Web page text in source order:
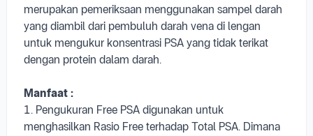
merupakan pemeriksaan menggunakan sampel darah
yang diambil dari pembuluh darah vena di lengan
untuk mengukur konsentrasi PSA yang tidak terikat
dengan protein dalam darah.
Manfaat :
1. Pengukuran Free PSA digunakan untuk
menghasilkan Rasio Free terhadap Total PSA. Dimana